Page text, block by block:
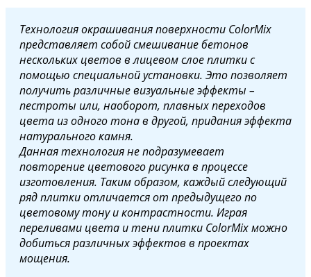
Технология окрашивания поверхности ColorMix
представляет собой смешивание бетонов
нескольких цветов в лицевом слое плитки с
помощью специальной установки. Это позволяет
получить различные визуальные эффекты –
пестроты или, наоборот, плавных переходов
цвета из одного тона в другой, придания эффекта
натурального камня.
Данная технология не подразумевает
повторение цветового рисунка в процессе
изготовления. Таким образом, каждый следующий
ряд плитки отличается от предыдущего по
цветовому тону и контрастности. Играя
переливами цвета и тени плитки ColorMix можно
добиться различных эффектов в проектах
мощения.